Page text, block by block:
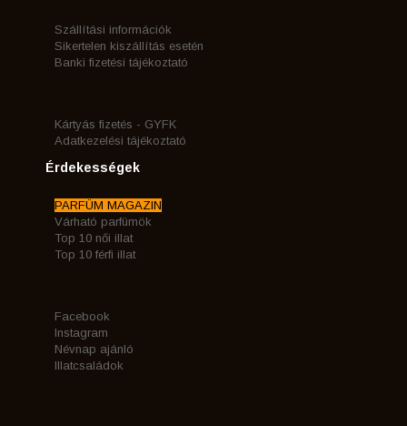
Szállítási információk
Sikertelen kiszállítás esetén
Banki fizetési tájékoztató
Kártyás fizetés - GYFK
Adatkezelési tájékoztató
Érdekességek
PARFÜM MAGAZIN
Várható parfümök
Top 10 női illat
Top 10 férfi illat
Facebook
Instagram
Névnap ajánló
Illatcsaládok